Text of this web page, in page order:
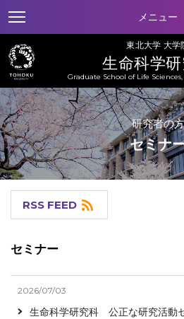
メニュー
東北大学 大学
生命科学
Graduate School of Life
研究者の方
セミナ
RSS FEED
セミナー
2026/07/03
生命科学研究科 公正な研究活動